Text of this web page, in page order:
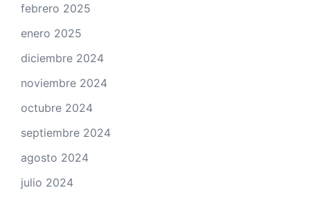
febrero 2025
enero 2025
diciembre 2024
noviembre 2024
octubre 2024
septiembre 2024
agosto 2024
julio 2024